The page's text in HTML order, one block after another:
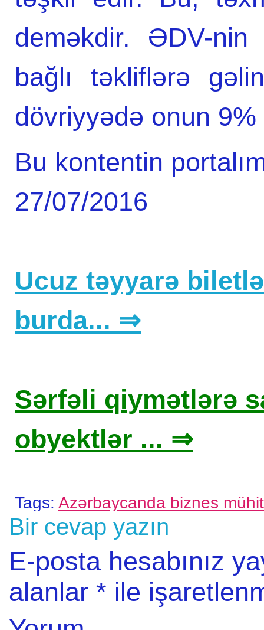
deməkdir. ƏDV-nin
bağlı təkliflərə
dövriyyədə onun
Bu kontentin
27/07/2016
Ucuz təyyarə
burda... ⇒
Sərfəli qiymətlərə
obyektlər ... ⇒
Tags: Azərbaycanda biznes
Bir cevap yazın
E-posta hesabınız
alanlar * ile